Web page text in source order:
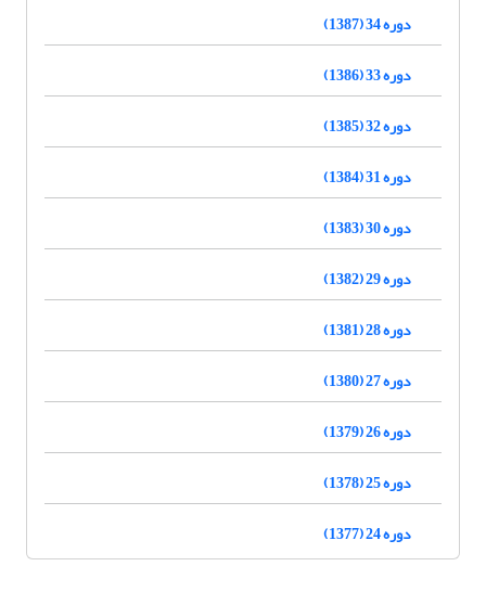
دوره 34 (1387)
دوره 33 (1386)
دوره 32 (1385)
دوره 31 (1384)
دوره 30 (1383)
دوره 29 (1382)
دوره 28 (1381)
دوره 27 (1380)
دوره 26 (1379)
دوره 25 (1378)
دوره 24 (1377)